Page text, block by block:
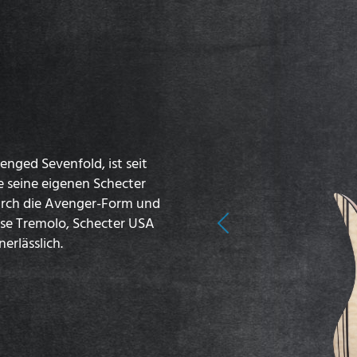
Sevenfold, ist seit
eigenen Schecter
die Avenger-Form und
Tremolo, Schecter USA
Previous